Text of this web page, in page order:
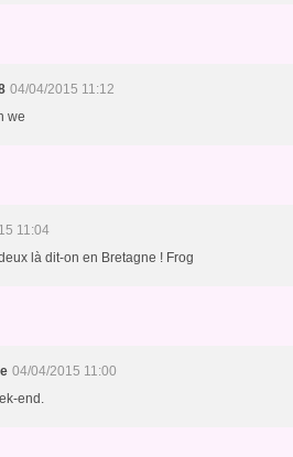
04/04/2015 11:12
we
11:04
là dit-on en Bretagne ! Frog
04/04/2015 11:00
end.